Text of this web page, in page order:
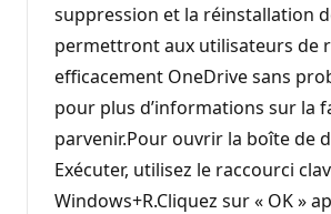
suppression et la réinstallation
permettront aux utilisateurs de
efficacement OneDrive sans
pour plus d’informations sur la
parvenir.Pour ouvrir la boîte de
Exécuter, utilisez le raccourci
Windows+R.Cliquez sur « OK »